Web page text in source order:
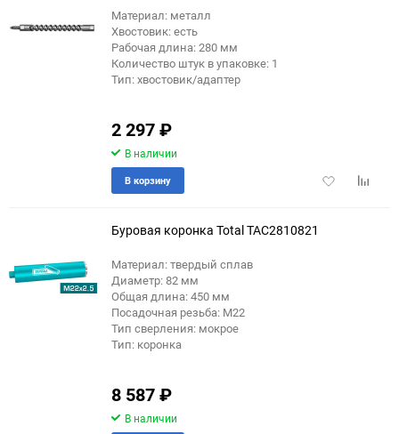
Материал: металл
Хвостовик: есть
Рабочая длина: 280 мм
Количество штук в упаковке: 1
Тип: хвостовик/адаптер
2 297₽
В наличии
Добавить
В корзину
Буровая коронка Total TAC2810821
Материал: твердый сплав
Диаметр: 82 мм
Общая длина: 450 мм
Посадочная резьба: М22
Тип сверления: мокрое
Тип: коронка
8 587₽
В наличии